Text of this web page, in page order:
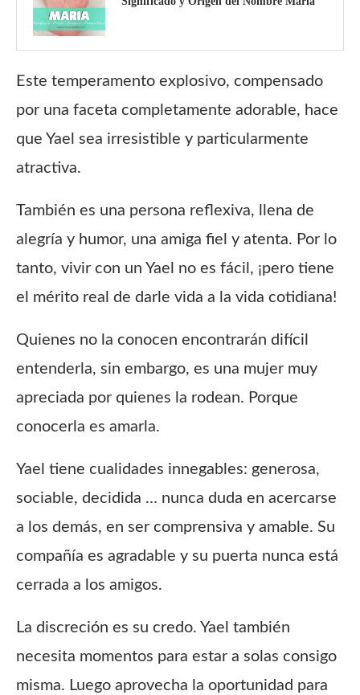
Este temperamento explosivo, compensado
por una faceta completamente adorable, hace
que Yael sea irresistible y particularmente
atractiva.
También es una persona reflexiva, llena de
alegría y humor, una amiga fiel y atenta. Por lo
tanto, vivir con un Yael no es fácil, ¡pero tiene
el mérito real de darle vida a la vida cotidiana!
Quienes no la conocen encontrarán difícil
entenderla, sin embargo, es una mujer muy
apreciada por quienes la rodean. Porque
conocerla es amarla.
Yael tiene cualidades innegables: generosa,
sociable, decidida … nunca duda en acercarse
a los demás, en ser comprensiva y amable. Su
compañía es agradable y su puerta nunca está
cerrada a los amigos.
La discreción es su credo. Yael también
necesita momentos para estar a solas consigo
misma. Luego aprovecha la oportunidad para